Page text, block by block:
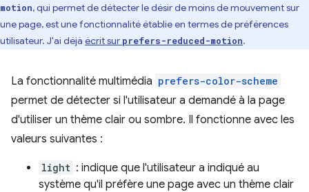
motion, qui permet de détecter le désir de moins de mouvement sur
une page, est une fonctionnalité établie en termes de préférences
utilisateur. J'ai déjà écrit sur prefers-reduced-motion.
La fonctionnalité multimédia prefers-color-scheme
permet de détecter si l'utilisateur a demandé à la page
d'utiliser un thème clair ou sombre. Il fonctionne avec les
valeurs suivantes :
light : indique que l'utilisateur a indiqué au
système qu'il préfère une page avec un thème clair